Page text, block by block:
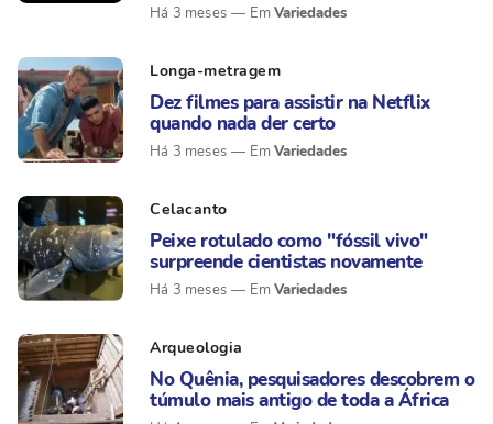
Há 3 meses Variedades
Longa-metragem
Dez filmes para assistir na Netflix
quando nada der certo
Há 3 meses Variedades
Celacanto
Peixe rotulado como "fóssil vivo"
surpreende cientistas novamente
Há 3 meses Variedades
Arqueologia
No Quênia, pesquisadores descobrem o
túmulo mais antigo de toda a África